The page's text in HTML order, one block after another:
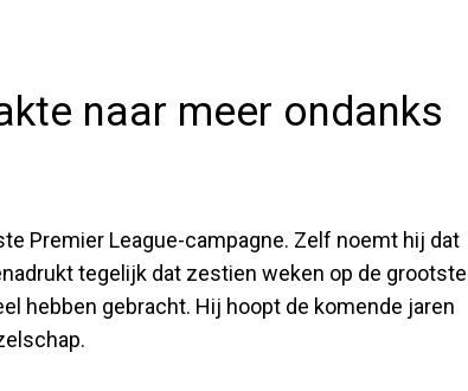
naar meer ondanks
Premier League-campagne. Zelf noemt hij dat
tegelijk dat zestien weken op de grootste
hebben gebracht. Hij hoopt de komende jaren